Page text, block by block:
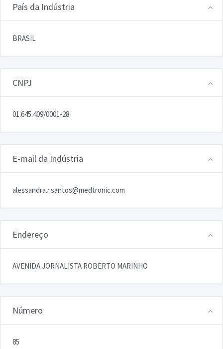
País da Indústria
BRASIL
CNPJ
01.645.409/0001-28
E-mail da Indústria
alessandra.r.santos@medtronic.com
Endereço
AVENIDA JORNALISTA ROBERTO MARINHO
Número
85